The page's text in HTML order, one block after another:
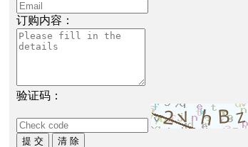
订购内容：
验证码：
提 交 清 除